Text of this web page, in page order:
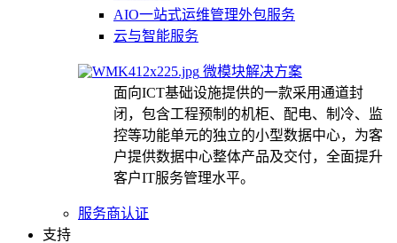
AIO一站式运维管理外包服务
云与智能服务
微模块解决方案
面向ICT基础设施提供的一款采用通道封
闭，包含工程预制的机柜、配电、制冷、监
控等功能单元的独立的小型数据中心，为客
户提供数据中心整体产品及交付，全面提升
客户IT服务管理水平。
服务商认证
支持